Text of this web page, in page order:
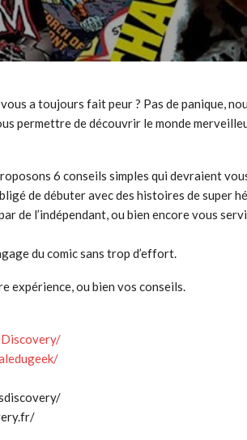
a toujours fait peur ? Pas de panique,
permettre de découvrir le monde
6 conseils simples qui devraient
de débuter avec des histoires de super
de l’indépendant, ou bien encore vous
du comic sans trop d’effort.
expérience, ou bien vos conseils.